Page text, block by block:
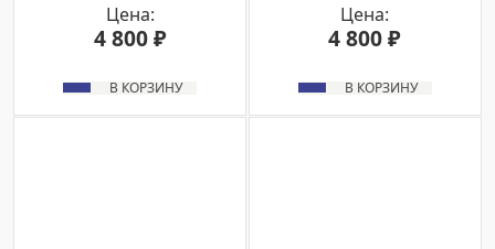
Цена:
4 800 ₽
В КОРЗИНУ
Цена:
4 800 ₽
В КОРЗИНУ